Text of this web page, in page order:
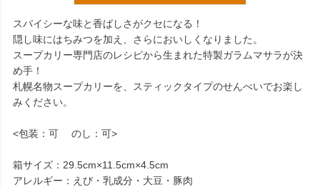
スパイシーな味と香ばしさがクセになる！
隠し味にはちみつを加え、さらにおいしくなりました。
スープカリー専門店のレシピから生まれた特製ガラムマサラが決
め手！
札幌名物スープカリーを、スティックタイプのせんべいでお楽し
みください。
<包装：可 のし：可>
箱サイズ：29.5cm×11.5cm×4.5cm
アレルギー：えび・乳成分・大豆・豚肉